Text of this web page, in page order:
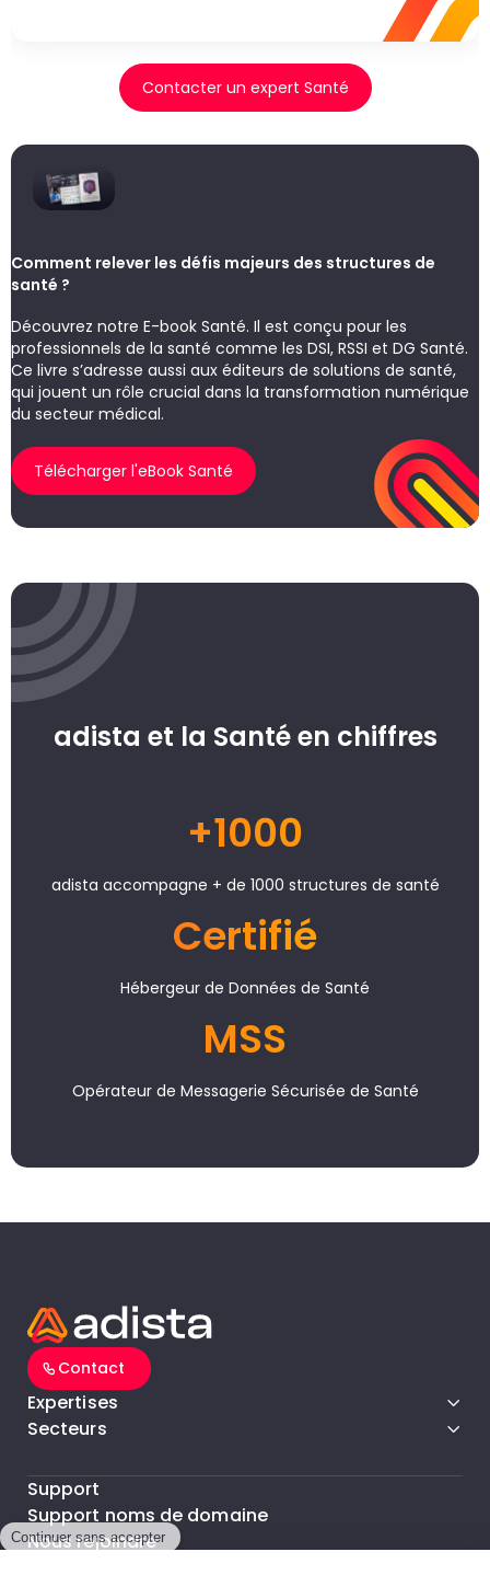
Contacter un expert Santé
Comment relever les défis majeurs des structures de
santé ?
Découvrez notre E-book Santé. Il est conçu pour les
professionnels de la santé comme les DSI, RSSI et DG Santé.
Ce livre s’adresse aussi aux éditeurs de solutions de santé,
qui jouent un rôle crucial dans la transformation numérique
du secteur médical.
Télécharger l'eBook Santé
adista et la Santé en chiffres
+1000
adista accompagne + de 1000 structures de santé
Certifié
Hébergeur de Données de Santé
MSS
Opérateur de Messagerie Sécurisée de Santé
Contact
Expertises
Secteurs
Support
Support noms de domaine
Nous rejoindre